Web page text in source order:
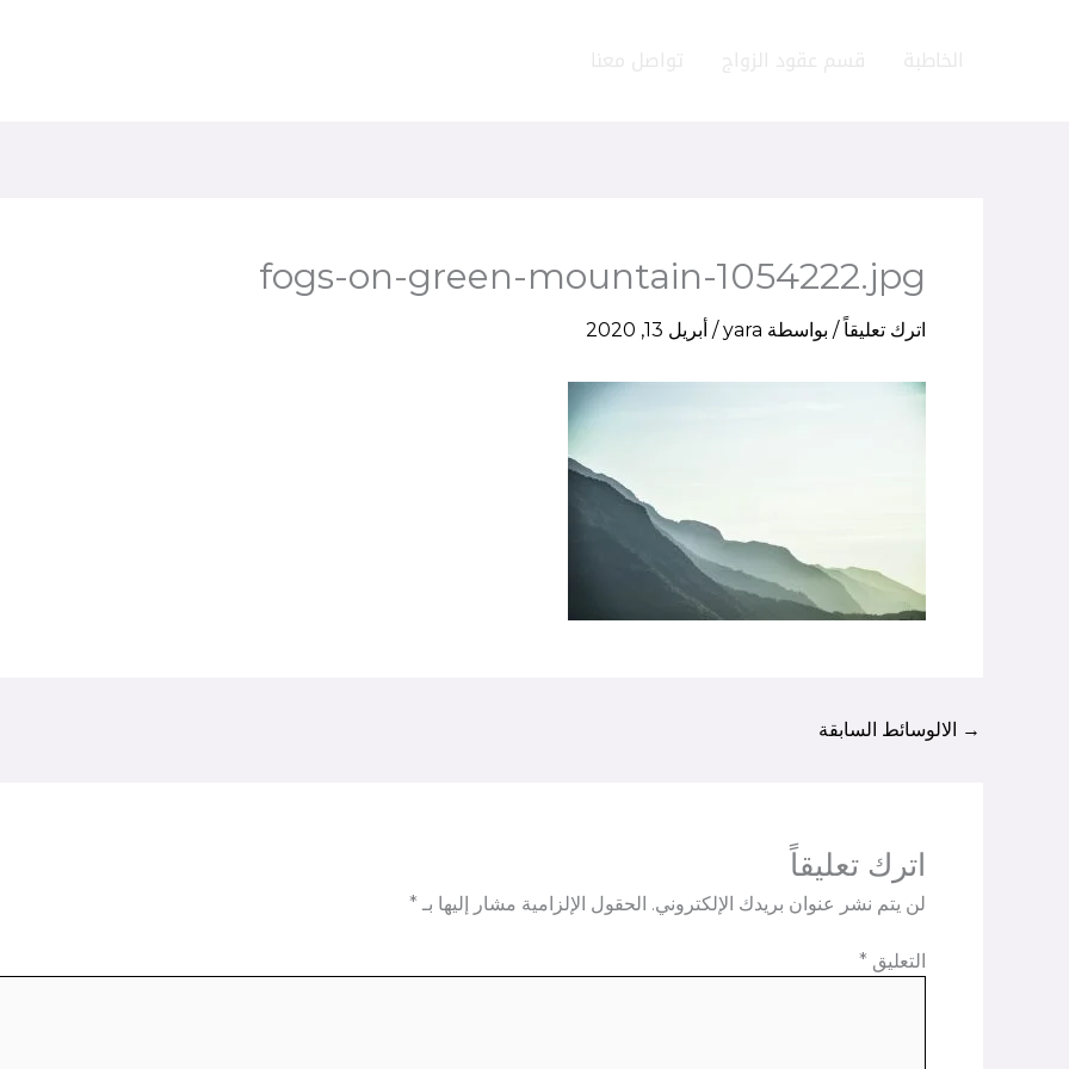
fogs-on-green-mountain-1054222.jpg
اترك تعليقاً / بواسطة yara
/ أبريل 13, 2020
→ الالوسائط السابقة
اترك تعليقاً
لن يتم نشر عنوان بريدك الإلكتروني. الحقول الإلزامية مشار إليها بـ *
التعليق *